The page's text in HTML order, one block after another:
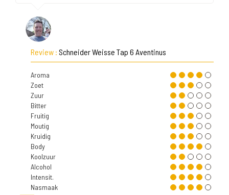
Review : Schneider Weisse Tap 6 Aventinus
Aroma
Zoet
Zuur
Bitter
Fruitig
Moutig
Kruidig
Body
Koolzuur
Alcohol
Intensit.
Nasmaak